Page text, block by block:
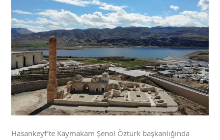
Hasankeyf’te Kaymakam Şenol Öztürk başkanlığında